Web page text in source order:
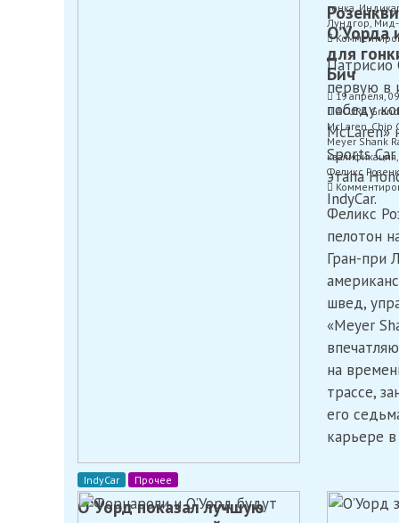
гонка,
Лундгор,
Патрисио
первую в
победу
McLaren»
Sports
этапа
IndyCar.
IndyCar Прочее
О`Уорд показал лучшую
О’Уорда
для
Бич
19 апреля,
ACURA
McLaren,Chip
Meyer Shank
квалификация
Феликс
Феликс
пелотон
Гран-при
швед,
«Meyer
на
трассе,
его
карьере в